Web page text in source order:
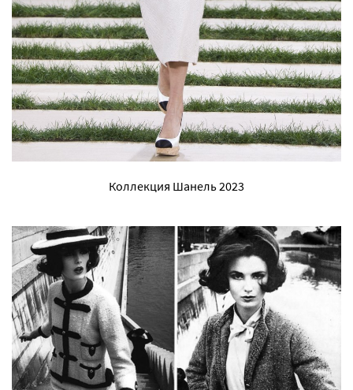
Коллекция Шанель 2023